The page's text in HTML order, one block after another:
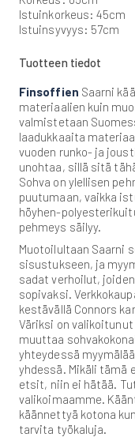
Istuinkorkeus: 45cm
Istuinsyvyys: 57cm
Tuotteen tiedot
Finsoffien Saarni
materiaalien kuin
valmistetaan
laadukkaaita
vuoden runko- ja
unohtaa, sillä sitä
Sohva on ylellisen
puutumaan, vaikka
höyhen-
pehmeys säilyy.
Muotoilultaan Saarni
sisustukseen, ja
sadat verhoilut,
sopivaksi.
kestävällä Connors
Väriksi on
muuttaa
yhteydessä
yhdessä. Mikäli tämä
etsit, niin ei hätää.
valikoimaamme.
käännettyä kotona
tarvita työkaluja.